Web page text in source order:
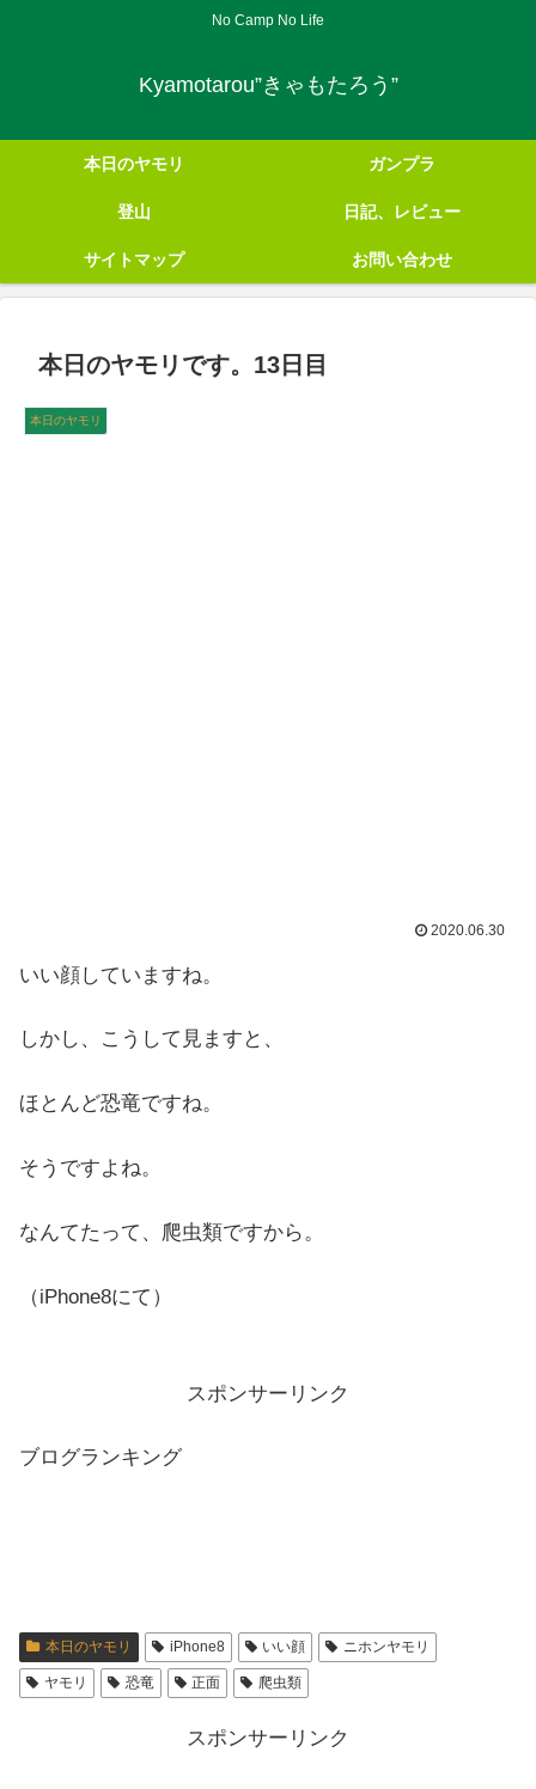
No Camp No Life
Kyamotarou”きゃもたろう”
本日のヤモリ ガンプラ
登山 日記、レビュー
サイトマップ お問い合わせ
本日のヤモリです。13日目
本日のヤモリ
2020.06.30
いい顔していますね。
しかし、こうして見ますと、
ほとんど恐竜ですね。
そうですよね。
なんてたって、爬虫類ですから。
（iPhone8にて）
スポンサーリンク
ブログランキング
本日のヤモリ iPhone8 いい顔 ニホンヤモリ
ヤモリ 恐竜 正面 爬虫類
スポンサーリンク